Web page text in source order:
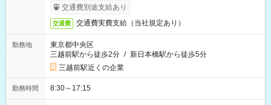
交通費別途支給あり
交通費 交通費実費支給（当社規定あり）
勤務地
東京都中央区
三越前駅から徒歩2分 / 新日本橋駅から徒歩5分
三越前駅近くの企業
勤務時間 8:30～17:15